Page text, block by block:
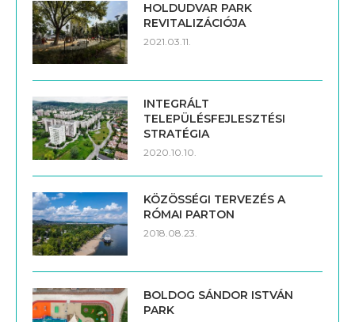
HOLDUDVAR PARK
REVITALIZÁCIÓJA
2021.03.11.
INTEGRÁLT
TELEPÜLÉSFEJLESZTÉSI
STRATÉGIA
2020.10.10.
KÖZÖSSÉGI TERVEZÉS A
RÓMAI PARTON
2018.08.23.
BOLDOG SÁNDOR ISTVÁN
PARK